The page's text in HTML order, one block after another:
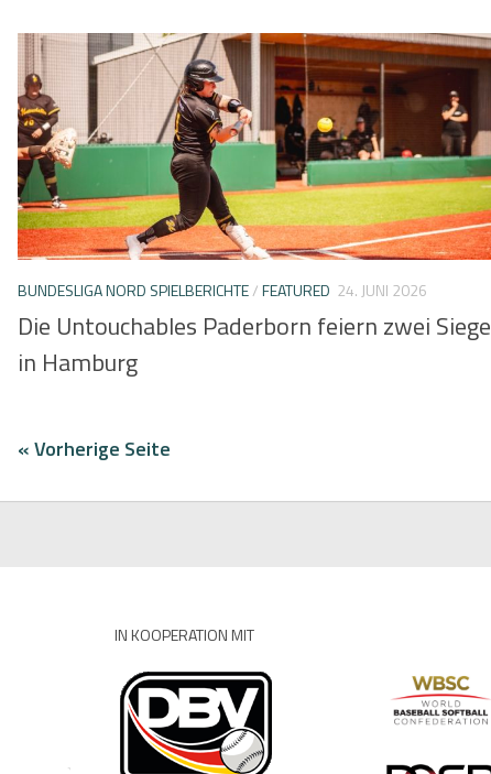
BUNDESLIGA NORD SPIELBERICHTE/FEATURED 24. JUNI 2026
Die Untouchables Paderborn feiern zwei Siege
in Hamburg
« Vorherige Seite
IN KOOPERATION MIT